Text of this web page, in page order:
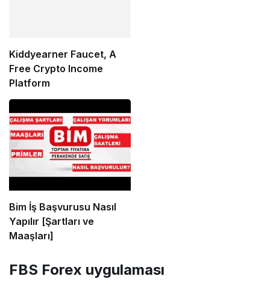
Kiddyearner Faucet, A
Free Crypto Income
Platform
Bim İş Başvurusu Nasıl
Yapılır [Şartları ve
Maaşları]
FBS Forex uygulaması